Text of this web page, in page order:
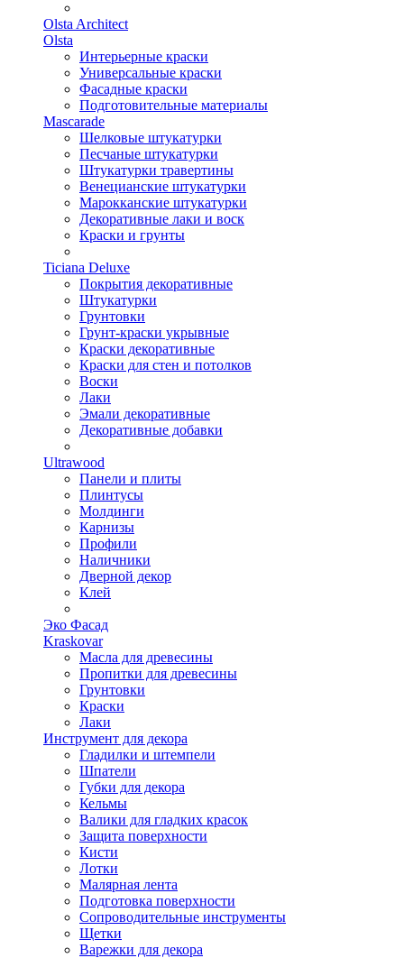
Olsta Architect
Olsta
Интерьерные краски
Универсальные краски
Фасадные краски
Подготовительные материалы
Mascarade
Шелковые штукатурки
Песчаные штукатурки
Штукатурки травертины
Венецианские штукатурки
Марокканские штукатурки
Декоративные лаки и воск
Краски и грунты
Ticiana Deluxe
Покрытия декоративные
Штукатурки
Грунтовки
Грунт-краски укрывные
Краски декоративные
Краски для стен и потолков
Воски
Лаки
Эмали декоративные
Декоративные добавки
Ultrawood
Панели и плиты
Плинтусы
Молдинги
Карнизы
Профили
Наличники
Дверной декор
Клей
Эко Фасад
Kraskovar
Масла для древесины
Пропитки для древесины
Грунтовки
Краски
Лаки
Инструмент для декора
Гладилки и штемпели
Шпатели
Губки для декора
Кельмы
Валики для гладких красок
Защита поверхности
Кисти
Лотки
Малярная лента
Подготовка поверхности
Сопроводительные инструменты
Щетки
Варежки для декора